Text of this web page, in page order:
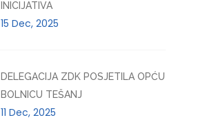
INICIJATIVA
15 Dec, 2025
DELEGACIJA ZDK POSJETILA OPĆU
BOLNICU TEŠANJ
11 Dec, 2025